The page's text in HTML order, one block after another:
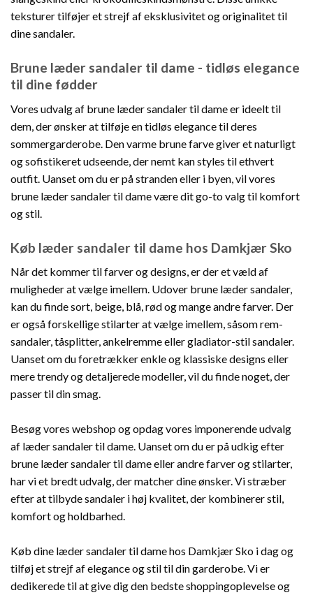
teksturer tilføjer et strejf af eksklusivitet og originalitet til
dine sandaler.
Brune læder sandaler til dame - tidløs elegance
til dine fødder
Vores udvalg af brune læder sandaler til dame er ideelt til
dem, der ønsker at tilføje en tidløs elegance til deres
sommergarderobe. Den varme brune farve giver et naturligt
og sofistikeret udseende, der nemt kan styles til ethvert
outfit. Uanset om du er på stranden eller i byen, vil vores
brune læder sandaler til dame være dit go-to valg til komfort
og stil.
Køb læder sandaler til dame hos Damkjær Sko
Når det kommer til farver og designs, er der et væld af
muligheder at vælge imellem. Udover brune læder sandaler,
kan du finde sort, beige, blå, rød og mange andre farver. Der
er også forskellige stilarter at vælge imellem, såsom rem-
sandaler, tåsplitter, ankelremme eller gladiator-stil sandaler.
Uanset om du foretrækker enkle og klassiske designs eller
mere trendy og detaljerede modeller, vil du finde noget, der
passer til din smag.
Besøg vores webshop og opdag vores imponerende udvalg
af læder sandaler til dame. Uanset om du er på udkig efter
brune læder sandaler til dame eller andre farver og stilarter,
har vi et bredt udvalg, der matcher dine ønsker. Vi stræber
efter at tilbyde sandaler i høj kvalitet, der kombinerer stil,
komfort og holdbarhed.
Køb dine læder sandaler til dame hos Damkjær Sko i dag og
tilføj et strejf af elegance og stil til din garderobe. Vi er
dedikerede til at give dig den bedste shoppingoplevelse og